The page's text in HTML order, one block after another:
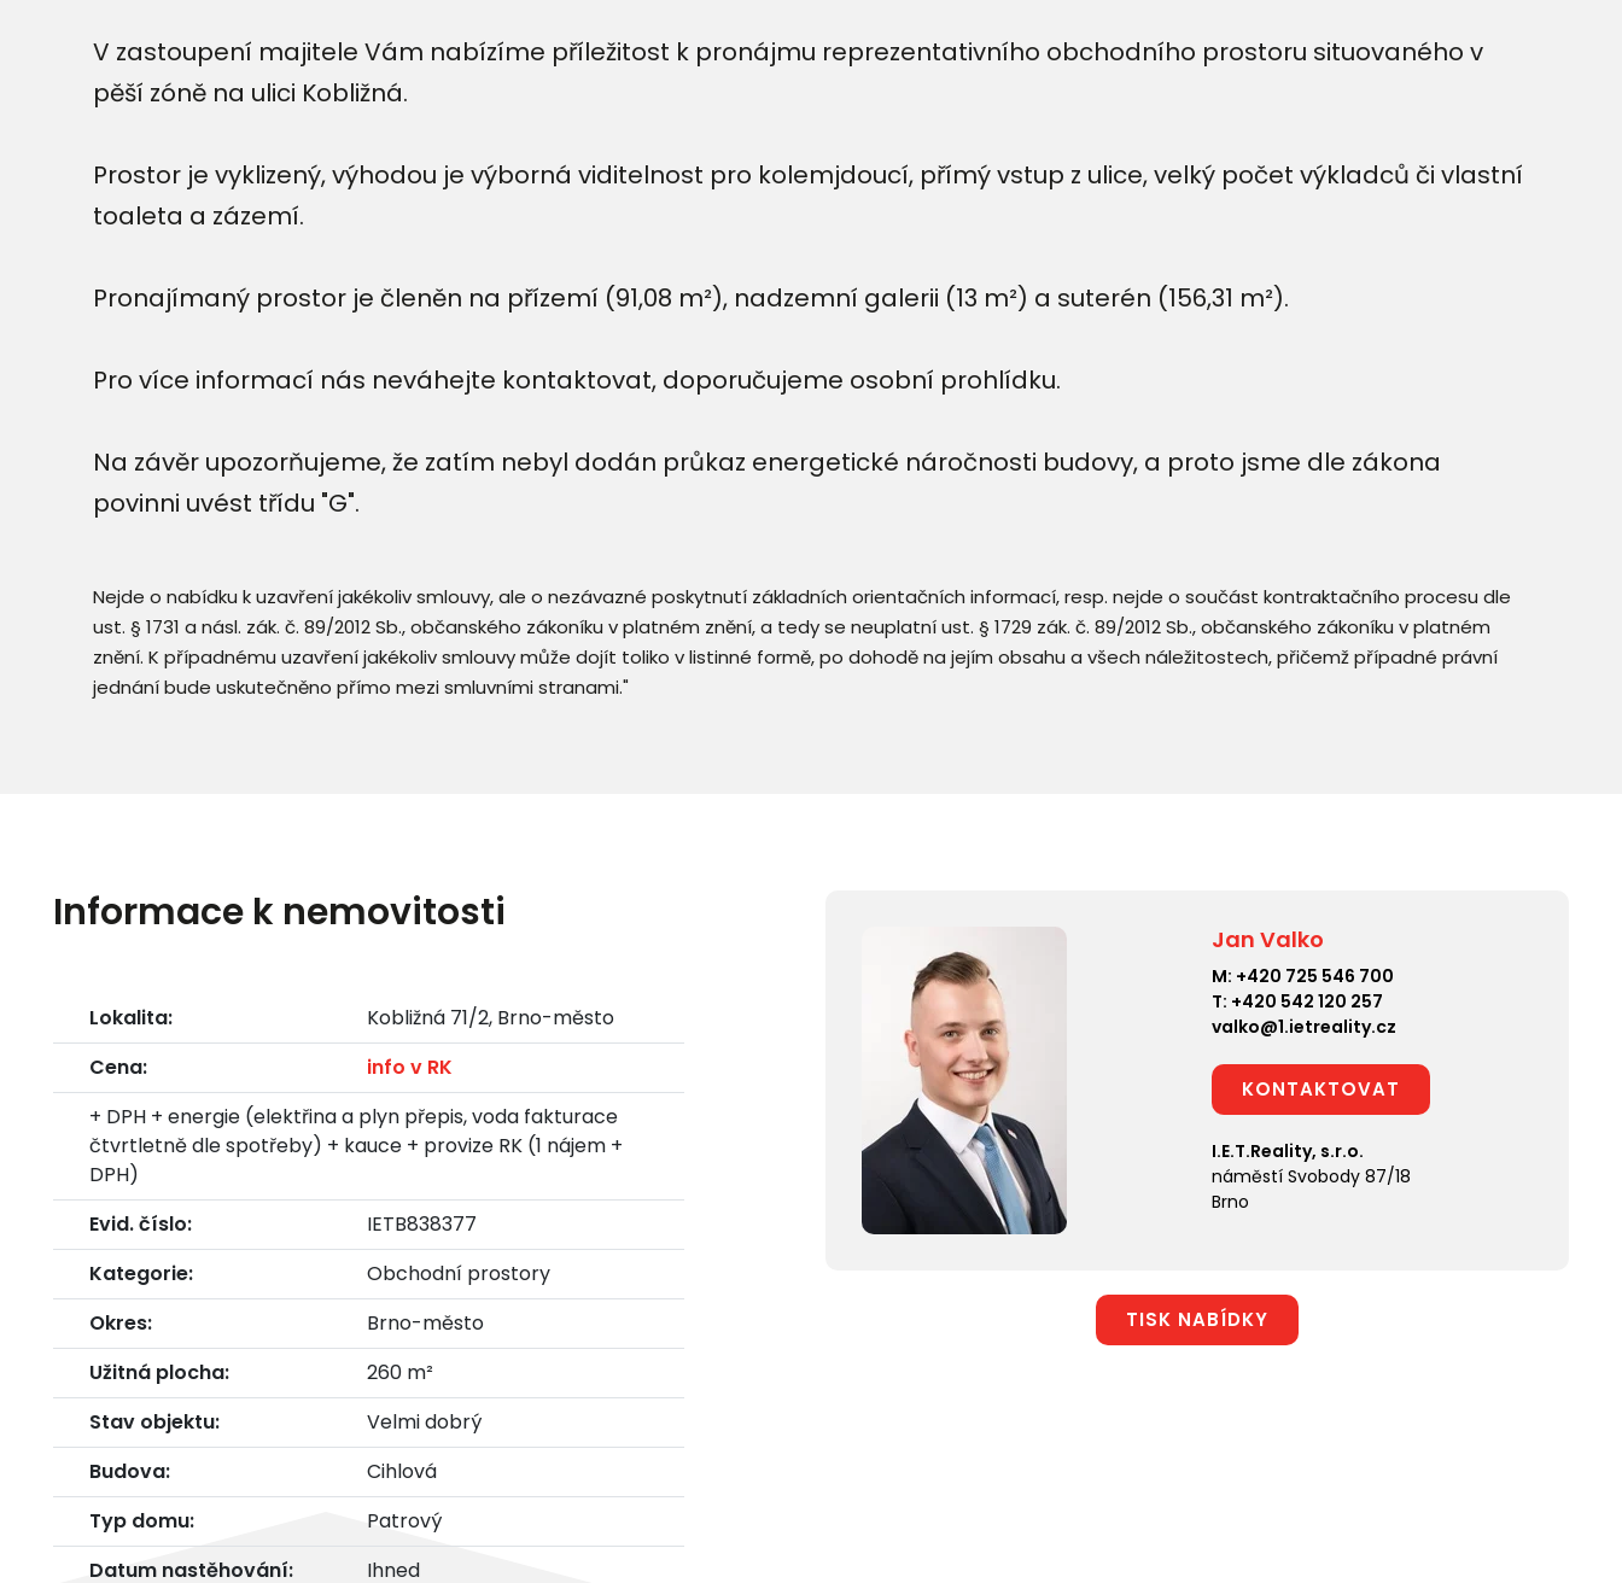
V zastoupení majitele Vám nabízíme příležitost k pronájmu reprezentativního obchodního prostoru situovaného v
pěší zóně na ulici Kobližná.
Prostor je vyklizený, výhodou je výborná viditelnost pro kolemjdoucí, přímý vstup z ulice, velký počet výkladců či vlastní
toaleta a zázemí.
Pronajímaný prostor je členěn na přízemí (91,08 m²), nadzemní galerii (13 m²) a suterén (156,31 m²).
Pro více informací nás neváhejte kontaktovat, doporučujeme osobní prohlídku.
Na závěr upozorňujeme, že zatím nebyl dodán průkaz energetické náročnosti budovy, a proto jsme dle zákona
povinni uvést třídu "G".
Nejde o nabídku k uzavření jakékoliv smlouvy, ale o nezávazné poskytnutí základních orientačních informací, resp. nejde o součást kontraktačního procesu dle
ust. § 1731 a násl. zák. č. 89/2012 Sb., občanského zákoníku v platném znění, a tedy se neuplatní ust. § 1729 zák. č. 89/2012 Sb., občanského zákoníku v platném
znění. K případnému uzavření jakékoliv smlouvy může dojít toliko v listinné formě, po dohodě na jejím obsahu a všech náležitostech, přičemž případné právní
jednání bude uskutečněno přímo mezi smluvními stranami."
Informace k nemovitosti
Lokalita:
Kobližná 71/2, Brno-město
Cena:
info v RK
+ DPH + energie (elektřina a plyn přepis, voda fakturace
čtvrtletně dle spotřeby) + kauce + provize RK (1 nájem +
DPH)
Evid. číslo:
IETB838377
Kategorie:
Obchodní prostory
Okres:
Brno-město
Užitná plocha:
260 m²
Stav objektu:
Velmi dobrý
Budova:
Cihlová
Typ domu:
Patrový
Datum nastěhování:
Ihned
Jan Valko
M: +420 725 546 700
T: +420 542 120 257
valko@1.ietreality.cz
KONTAKTOVAT
I.E.T.Reality, s.r.o.
náměstí Svobody 87/18
Brno
TISK NABÍDKY